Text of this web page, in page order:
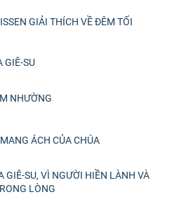
GIẢI THÍCH VỀ ĐÊM TỐI
GIÊ-SU
NHƯỜNG
ÁCH CỦA CHÚA
GIÊ-SU, VÌ NGƯỜI HIỀN LÀNH VÀ
LÒNG